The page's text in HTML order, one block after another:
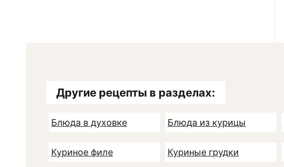
Другие рецепты в разделах:
Блюда в духовке Блюда из курицы
Куриное филе Куриные грудки